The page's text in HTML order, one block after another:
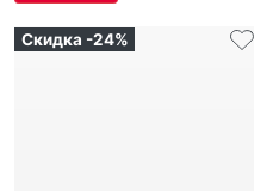
Скидка -24%